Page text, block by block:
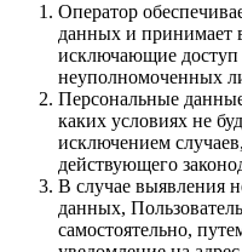
Оператор
данных и принимает
исключающие
неуполномоченных
Персональные
каких условиях не
исключением
действующего
В случае выявления
данных,
самостоятельно,